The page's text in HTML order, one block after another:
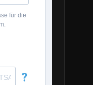
für die
?